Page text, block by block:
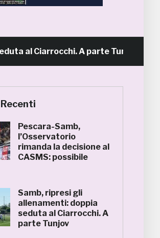
Ciarrocchi. A parte Tunjov
Pescara-Samb,
l’Osservatorio
rimanda la decisione al
CASMS: possibile
Samb, ripresi gli
allenamenti: doppia
seduta al Ciarrocchi. A
parte Tunjov